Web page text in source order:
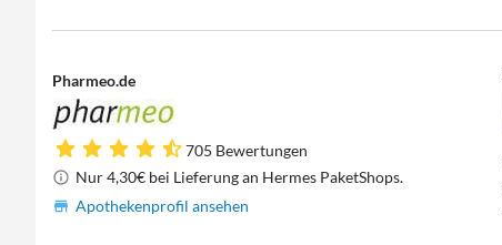
Pharmeo.de
705 Bewertungen
Nur 4,30€ bei Lieferung an Hermes PaketShops.
Apothekenprofil ansehen